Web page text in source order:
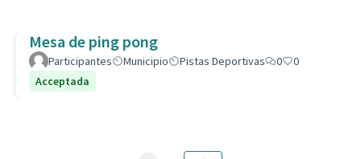
Mesa de ping pong
Participantes Municipio Pistas Deportivas 0
0
Acceptada